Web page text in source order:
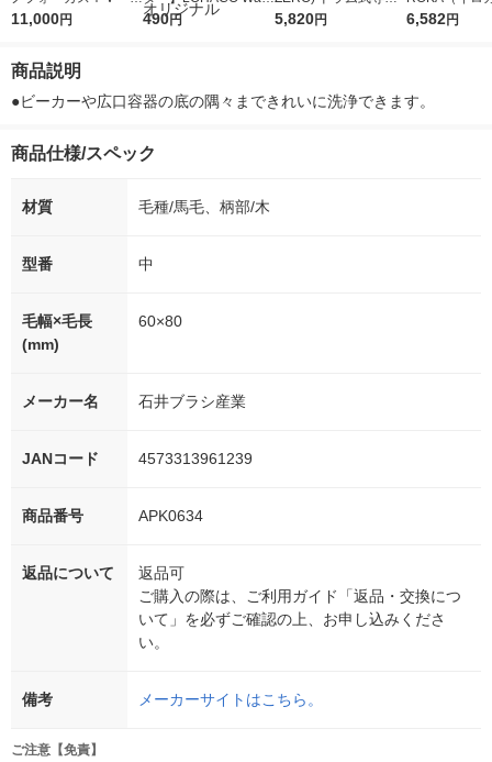
5ｇ 資生堂 おまけ
11,000円
r（ロハコウォータ
490円
詰め替え メガジャン
5,820円
イキッドリリ
6,582円
商品説明
●ビーカーや広口容器の底の隅々まできれいに洗浄できます。
商品仕様/スペック
材質 毛種/馬毛、柄部/木
型番 中
毛幅×毛長
(mm)
60×80
メーカー名 石井ブラシ産業
JANコード 4573313961239
商品番号 APK0634
返品について
返品可
ご購入の際は、ご利用ガイド「返品・交換につ
いて」を必ずご確認の上、お申し込みくださ
い。
備考 メーカーサイトはこちら。
ご注意【免責】